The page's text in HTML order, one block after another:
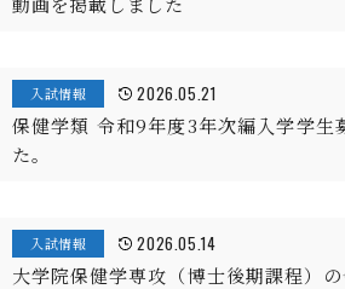
入試情報 2026.05.21
保健学類 令和9年度3年次編入学学生
た。
入試情報 2026.05.14
大学院保健学専攻（博士後期課程）